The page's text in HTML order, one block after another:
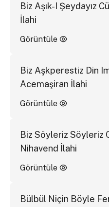
Biz Aşık-I Şeydayız
İlahi
Görüntüle
Biz Aşkperestiz Din
Acemaşiran İlahi
Görüntüle
Biz Söyleriz Söyleriz
Nihavend İlahi
Görüntüle
Bülbül Niçin Böyle